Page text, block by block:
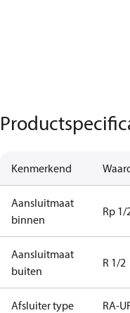
Kenmerkend
Aansluitmaat
binnen
Rp 1/
Aansluitmaat
buiten
R 1/2
Afsluiter type RA-